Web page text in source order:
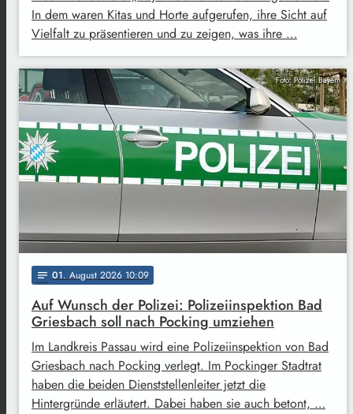
In dem waren Kitas und Horte aufgerufen, ihre Sicht auf
Vielfalt zu präsentieren und zu zeigen, was ihre …
Foto: Polizei Bayern
notes 01. August 2026 10:09
Auf Wunsch der Polizei: Polizeiinspektion Bad
Griesbach soll nach Pocking umziehen
Im Landkreis Passau wird eine Polizeiinspektion von Bad
Griesbach nach Pocking verlegt. Im Pockinger Stadtrat
haben die beiden Dienststellenleiter jetzt die
Hintergründe erläutert. Dabei haben sie auch betont, …